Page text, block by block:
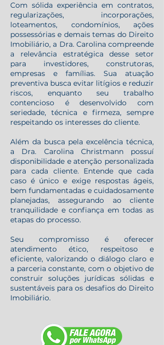
Com sólida experiência em contratos,
regularizações, incorporações,
loteamentos, condomínios, ações
possessórias e demais temas do Direito
Imobiliário, a Dra. Carolina compreende
a relevância estratégica desse setor
para investidores, construtoras,
empresas e famílias. Sua atuação
preventiva busca evitar litígios e reduzir
riscos, enquanto seu trabalho
contencioso é desenvolvido com
seriedade, técnica e firmeza, sempre
respeitando os interesses do cliente.
Além da busca pela excelência técnica,
a Dra. Carolina Christmann possuí
disponibilidade e atenção personalizada
para cada cliente. Entende que cada
caso é único e exige respostas ágeis,
bem fundamentadas e cuidadosamente
planejadas, assegurando ao cliente
tranquilidade e confiança em todas as
etapas do processo.
Seu compromisso é oferecer
atendimento ético, respeitoso e
eficiente, valorizando o diálogo claro e
a parceria constante, com o objetivo de
construir soluções jurídicas sólidas e
sustentáveis para os desafios do Direito
Imobiliário.